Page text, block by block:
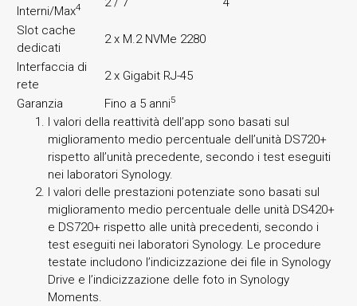
Interni/Max4
Slot cache
dedicati
2 x M.2 NVMe 2280
Interfaccia di
rete
2 x Gigabit RJ-45
Garanzia
Fino a 5 anni5
I valori della reattività dell’app sono basati sul
miglioramento medio percentuale dell’unità DS720+
rispetto all’unità precedente, secondo i test eseguiti
nei laboratori Synology.
I valori delle prestazioni potenziate sono basati sul
miglioramento medio percentuale delle unità DS420+
e DS720+ rispetto alle unità precedenti, secondo i
test eseguiti nei laboratori Synology. Le procedure
testate includono l’indicizzazione dei file in Synology
Drive e l’indicizzazione delle foto in Synology
Moments.